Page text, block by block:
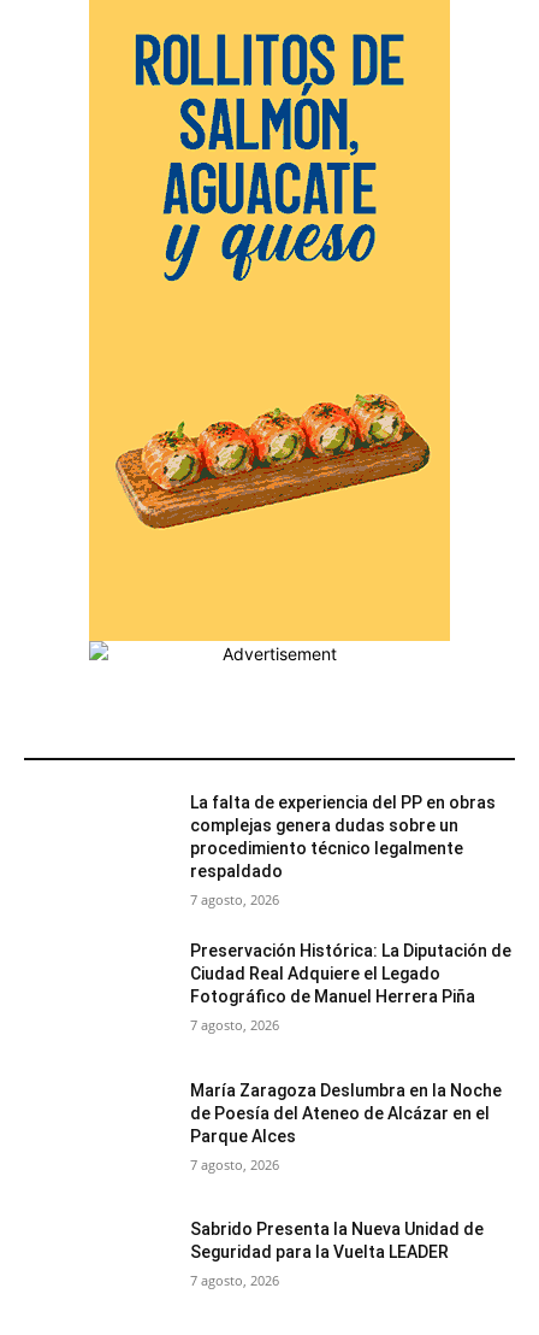
La falta de experiencia del PP en obras
complejas genera dudas sobre un
procedimiento técnico legalmente
respaldado
7 agosto, 2026
Preservación Histórica: La Diputación de
Ciudad Real Adquiere el Legado
Fotográfico de Manuel Herrera Piña
7 agosto, 2026
María Zaragoza Deslumbra en la Noche
de Poesía del Ateneo de Alcázar en el
Parque Alces
7 agosto, 2026
Sabrido Presenta la Nueva Unidad de
Seguridad para la Vuelta LEADER
7 agosto, 2026